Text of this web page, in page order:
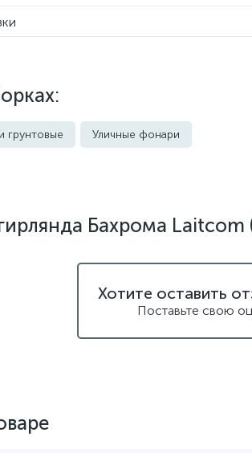
грунтовые Уличные фонари
Бахрома Laitcom
Хотите оставить
Поставьте свою